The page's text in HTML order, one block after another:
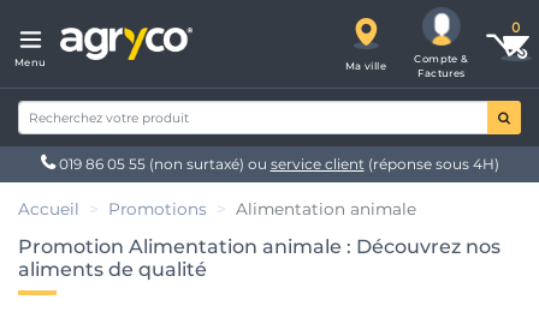
Menu Ma ville
Compte &
Factures
019 86 05 55 (non surtaxé) ou service client(réponse sous 4H)
Accueil Promotions Alimentation animale
Promotion Alimentation animale : Découvrez nos
aliments de qualité